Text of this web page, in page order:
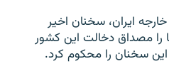
ایران، سخنان اخیر
را مصداق دخالت این کشور
این سخنان را محکوم کرد.